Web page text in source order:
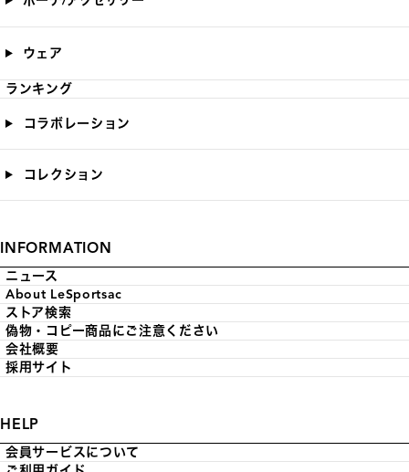
ウェア
ランキング
コラボレーション
コレクション
INFORMATION
ニュース
About LeSportsac
ストア検索
偽物・コピー商品にご注意ください
会社概要
採用サイト
HELP
会員サービスについて